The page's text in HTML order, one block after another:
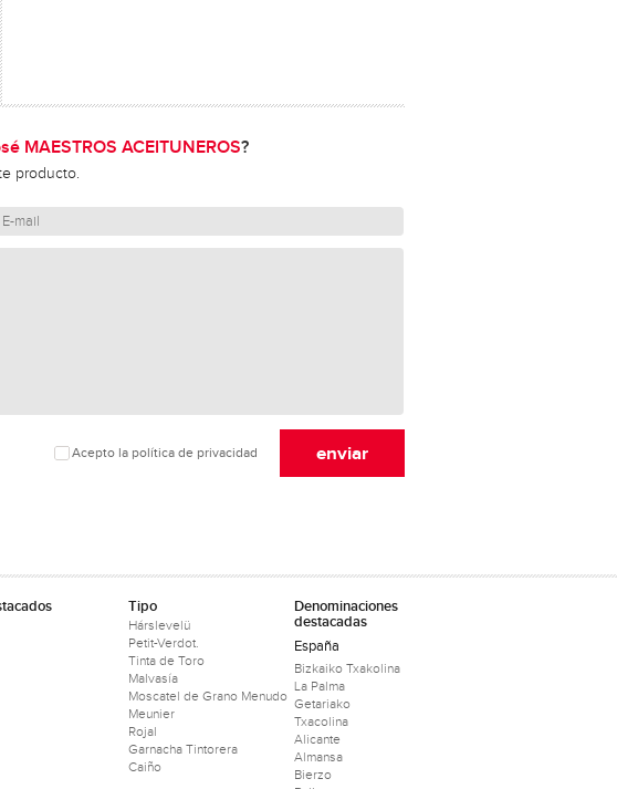
MAESTROS ACEITUNEROS?
producto.
Acepto la política de privacidad
Tipo
Hárslevelü
Petit-Verdot.
Tinta de Toro
Malvasía
Moscatel de Grano Menudo
Meunier
Rojal
Garnacha Tintorera
Caiño
Denominaciones
destacadas
España
Bizkaiko Txakolina
La Palma
Getariako
Txacolina
Alicante
Almansa
Bierzo